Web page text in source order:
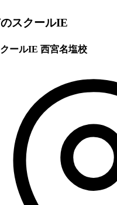
スクールIE
ールIE 西宮名塩校